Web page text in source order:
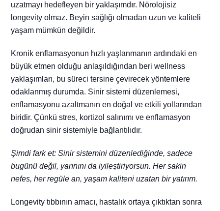
uzatmayı hedefleyen bir yaklaşımdır. Nörolojisiz
longevity olmaz. Beyin sağlığı olmadan uzun ve kaliteli
yaşam mümkün değildir.
Kronik enflamasyonun hızlı yaşlanmanın ardındaki en
büyük etmen olduğu anlaşıldığından beri wellness
yaklaşımları, bu süreci tersine çevirecek yöntemlere
odaklanmış durumda. Sinir sistemi düzenlemesi,
enflamasyonu azaltmanın en doğal ve etkili yollarından
biridir. Çünkü stres, kortizol salınımı ve enflamasyon
doğrudan sinir sistemiyle bağlantılıdır.
Şimdi fark et: Sinir sistemini düzenlediğinde, sadece
bugünü değil, yarınını da iyileştiriyorsun. Her sakin
nefes, her regüle an, yaşam kaliteni uzatan bir yatırım.
Longevity tıbbının amacı, hastalık ortaya çıktıktan sonra